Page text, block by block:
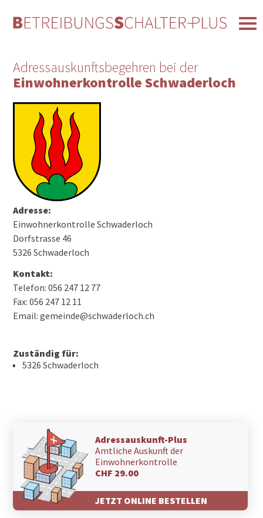
Adressauskunftsbegehren bei der
Einwohnerkontrolle Schwaderloch
Adresse:
Einwohnerkontrolle Schwaderloch
Dorfstrasse 46
5326 Schwaderloch
Kontakt:
Telefon: 056 247 12 77
Fax: 056 247 12 11
Email: gemeinde@schwaderloch.ch
Zuständig für:
5326 Schwaderloch
Adressauskunft-Plus
Amtliche Auskunft der
Einwohnerkontrolle
CHF 29.00
JETZT ONLINE BESTELLEN